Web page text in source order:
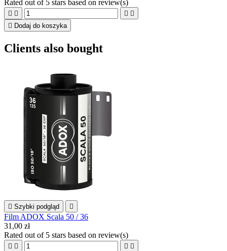
Rated out of 5 stars based on review(s)
   
 Dodaj do koszyka
Clients also bought
 Szybki podgląd 
Film ADOX Scala 50 / 36
31,00 zł
Rated out of 5 stars based on review(s)
   